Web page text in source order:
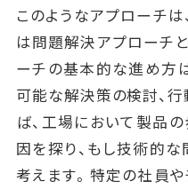
このようなアプローチは
は問題解決アプローチ
ーチの基本的な進め方
可能な解決策の検討、行
ば、工場において製品
因を探り、もし技術的
考えます。特定の社員